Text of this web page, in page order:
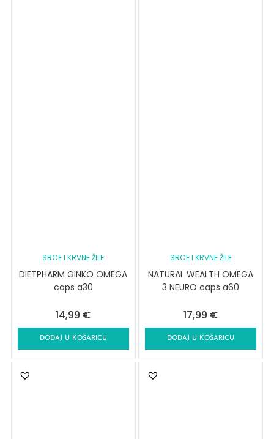
SRCE I KRVNE ŽILE
DIETPHARM GINKO OMEGA
caps a30
14,99 €
DODAJ U KOŠARICU
SRCE I KRVNE ŽILE
NATURAL WEALTH OMEGA
3 NEURO caps a60
17,99 €
DODAJ U KOŠARICU